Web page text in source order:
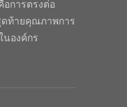
อการตรงต่อ
ดท้ายคุณภาพการ
นองค์กร